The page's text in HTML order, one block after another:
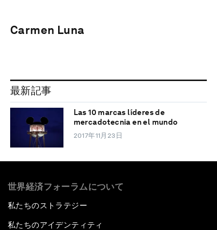
Carmen Luna
最新記事
Las 10 marcas líderes de
mercadotecnia en el mundo
2017年11月23日
世界経済フォーラムについて
私たちのストラテジー
私たちのアイデンティティ